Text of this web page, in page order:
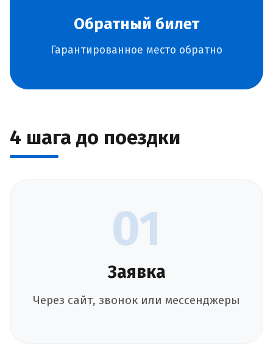
Обратный билет
Гарантированное место обратно
4 шага до поездки
01
Заявка
Через сайт, звонок или мессенджеры